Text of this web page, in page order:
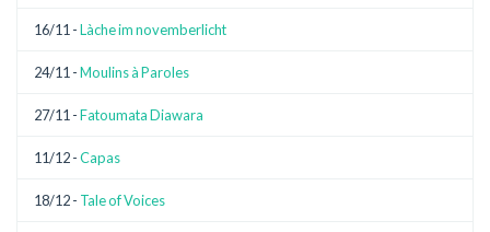
16/11 -Làche im novemberlicht
24/11 -Moulins à Paroles
27/11 -Fatoumata Diawara
11/12 -Capas
18/12 - Tale of Voices